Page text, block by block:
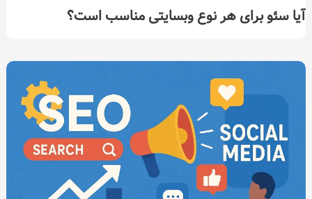
آیا سئو برای هر نوع وبسایتی مناسب است؟